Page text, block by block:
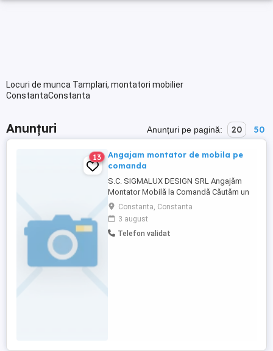
Locuri de munca Tamplari, montatori mobilier
ConstantaConstanta
Anunțuri Anunțuri pe pagină: 20 50
13
Angajam montator de mobila pe
comanda
S.C. SIGMALUX DESIGN SRL Angajăm
Montator Mobilă la Comandă Căutăm un
montator de mobilă pe comandă, serios
și responsabil, cu experiență minimă de 1
an. Program de lucru: Luni Vineri, 08:00
17:00 Salariu: se stabilește în funcție de
Constanta, Constanta
3 august
Telefon validat